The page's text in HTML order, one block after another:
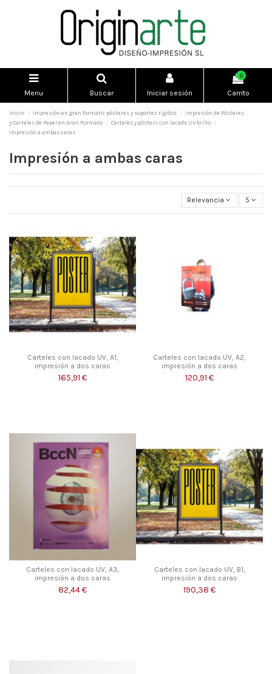
Menu Buscar Iniciar sesión
0
Carrito
Inicio Impresión en gran formato: pósteres y soportes rígidos
Impresión de Pósteres
y Carteles de Papel en Gran Formato
Carteles y pósters con lacado UV brillo
Impresión a ambas caras
Impresión a ambas caras
Relevancia 5
Carteles con lacado UV, A1,
impresión a dos caras
165,91 €
Carteles con lacado UV, A2,
impresión a dos caras
120,91 €
Carteles con lacado UV, A3,
impresión a dos caras
82,44 €
Carteles con lacado UV, B1,
impresión a dos caras
190,38 €